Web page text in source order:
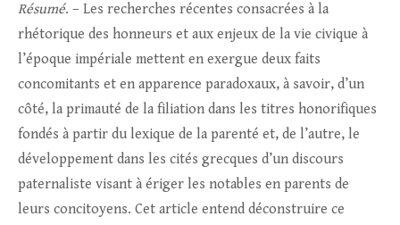
Résumé. – Les recherches récentes consacrées à la
rhétorique des honneurs et aux enjeux de la vie civique à
l’époque impériale mettent en exergue deux faits
concomitants et en apparence paradoxaux, à savoir, d’un
côté, la primauté de la filiation dans les titres honorifiques
fondés à partir du lexique de la parenté et, de l’autre, le
développement dans les cités grecques d’un discours
paternaliste visant à ériger les notables en parents de
leurs concitoyens. Cet article entend déconstruire ce